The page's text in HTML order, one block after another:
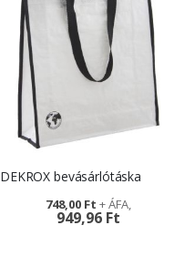
DEKROX bevásárlótáska
949,96 Ft
748,00 Ft